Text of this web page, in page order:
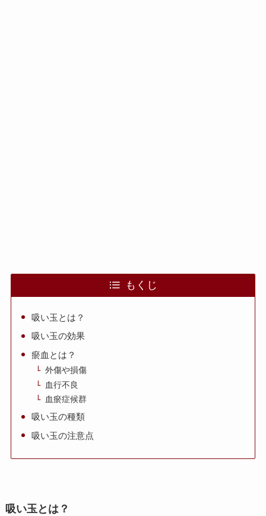
もくじ
吸い玉とは？
吸い玉の効果
瘀血とは？
外傷や損傷
血行不良
血瘀症候群
吸い玉の種類
吸い玉の注意点
吸い玉とは？